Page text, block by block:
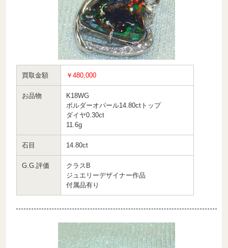
買取金額 ￥480,000
お品物
K18WG
ボルダーオパール14.80ctトップ
ダイヤ0.30ct
11.6g
石目 14.80ct
G.G.評価
クラスB
ジュエリーデザイナー作品
付属品有り